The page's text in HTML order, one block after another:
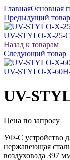
ГлавнаяОсновная
Предыдущий товар
UV-STYLO-X-25-C
Назад к товарам
Следующий товар
UV-STYLO-X-
UV-
Цена по запросу
УФ-С устройство
нержавеющая
воздуховода 397